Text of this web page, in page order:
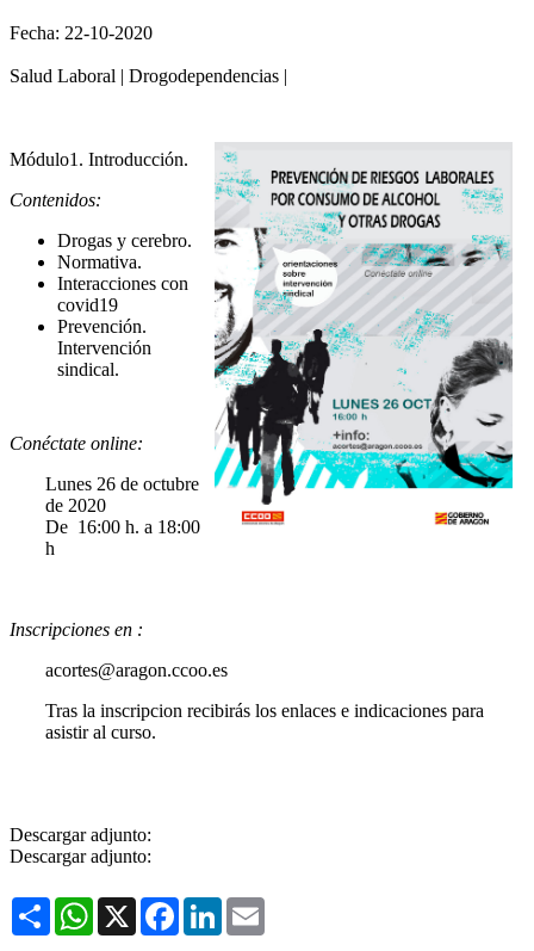
Fecha: 22-10-2020
Salud Laboral | Drogodependencias |
Módulo1. Introducción.
Contenidos:
Drogas y cerebro.
Normativa.
Interacciones con
covid19
Prevención.
Intervención
sindical.
Conéctate online:
Lunes 26 de octubre
de 2020
De 16:00 h. a 18:00
h
Inscripciones en :
acortes@aragon.ccoo.es
Tras la inscripcion recibirás los enlaces e indicaciones para
asistir al curso.
Descargar adjunto:
Descargar adjunto:
Share WhatsApp
X FacebookLinkedIn